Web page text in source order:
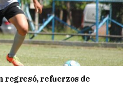
regresó, refuerzos de